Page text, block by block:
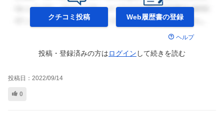
クチコミ投稿 Web履歴書の登録
ヘルプ
投稿・登録済みの方はログイン して続きを読む
投稿日： 2022/09/14
0